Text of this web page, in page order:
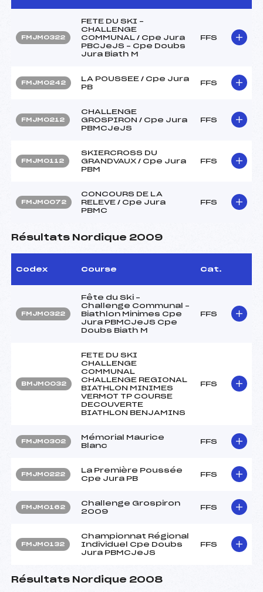
FMJM0322
FETE DU SKI –
CHALLENGE
COMMUNAL / Cpe Jura
PBCJeJS – Cpe Doubs
Jura Biath M
FFS
FMJM0242
LA POUSSEE / Cpe Jura
PB
FFS
FMJM0212
CHALLENGE
GROSPIRON / Cpe Jura
PBMCJeJS
FFS
FMJM0112
SKIERCROSS DU
GRANDVAUX / Cpe Jura
PBM
FFS
FMJM0072
CONCOURS DE LA
RELEVE / Cpe Jura
PBMC
FFS
Résultats Nordique 2009
Codex Course Cat.
FMJM0322
Fête du Ski –
Challenge Communal –
Biathlon Minimes Cpe
Jura PBMCJeJS Cpe
Doubs Biath M
FFS
BMJM0032
FETE DU SKI
CHALLENGE
COMMUNAL
CHALLENGE REGIONAL
BIATHLON MINIMES
VERMOT TP COURSE
DECOUVERTE
BIATHLON BENJAMINS
FFS
FMJM0302
Mémorial Maurice
Blanc
FFS
FMJM0222
La Première Poussée
Cpe Jura PB
FFS
FMJM0162
Challenge Grospiron
2009
FFS
FMJM0132
Championnat Régional
Individuel Cpe Doubs
Jura PBMCJeJS
FFS
Résultats Nordique 2008